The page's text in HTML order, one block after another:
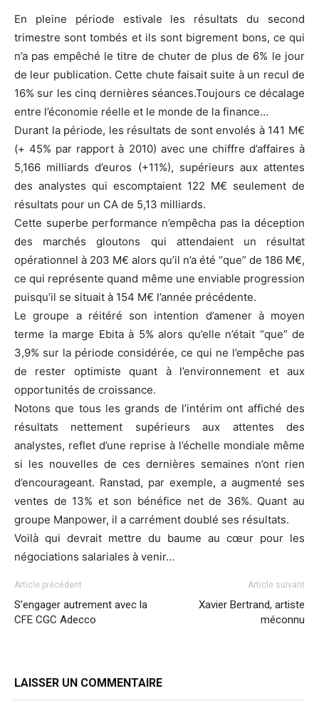
En pleine période estivale les résultats du second
trimestre sont tombés et ils sont bigrement bons, ce qui
n’a pas empêché le titre de chuter de plus de 6% le jour
de leur publication. Cette chute faisait suite à un recul de
16% sur les cinq dernières séances.Toujours ce décalage
entre l’économie réelle et le monde de la finance…
Durant la période, les résultats de sont envolés à 141 M€
(+ 45% par rapport à 2010) avec une chiffre d’affaires à
5,166 milliards d’euros (+11%), supérieurs aux attentes
des analystes qui escomptaient 122 M€ seulement de
résultats pour un CA de 5,13 milliards.
Cette superbe performance n’empêcha pas la déception
des marchés gloutons qui attendaient un résultat
opérationnel à 203 M€ alors qu’il n’a été “que” de 186 M€,
ce qui représente quand même une enviable progression
puisqu’il se situait à 154 M€ l’année précédente.
Le groupe a réitéré son intention d’amener à moyen
terme la marge Ebita à 5% alors qu’elle n’était “que” de
3,9% sur la période considérée, ce qui ne l’empêche pas
de rester optimiste quant à l’environnement et aux
opportunités de croissance.
Notons que tous les grands de l’intérim ont affiché des
résultats nettement supérieurs aux attentes des
analystes, reflet d’une reprise à l’échelle mondiale même
si les nouvelles de ces dernières semaines n’ont rien
d’encourageant. Ranstad, par exemple, a augmenté ses
ventes de 13% et son bénéfice net de 36%. Quant au
groupe Manpower, il a carrément doublé ses résultats.
Voilà qui devrait mettre du baume au cœur pour les
négociations salariales à venir…
Article précédent
S’engager autrement avec la
CFE CGC Adecco
Article suivant
Xavier Bertrand, artiste
méconnu
LAISSER UN COMMENTAIRE